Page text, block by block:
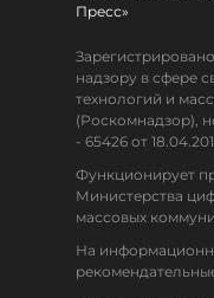
Пресс»
надзору в сфере
технологий и
(Роскомнадзор),
- 65426 от
Функционирует
Министерства
массовых
На